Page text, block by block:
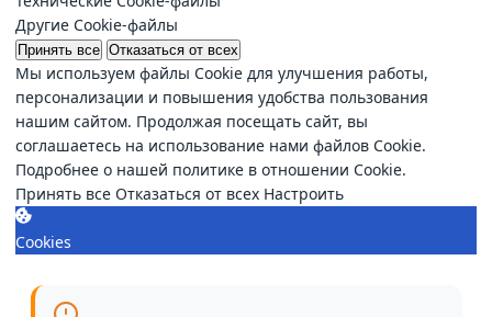
Другие Cookie-файлы
Принять все Отказаться от всех
Мы используем файлы Cookie для улучшения работы,
персонализации и повышения удобства пользования
нашим сайтом. Продолжая посещать сайт, вы
соглашаетесь на использование нами файлов Cookie.
Подробнее о нашей политике в отношении Cookie.
Принять все Отказаться от всех Настроить
Cookies